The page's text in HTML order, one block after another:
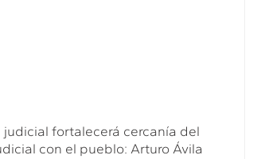
judicial fortalecerá cercanía del
con el pueblo: Arturo Ávila